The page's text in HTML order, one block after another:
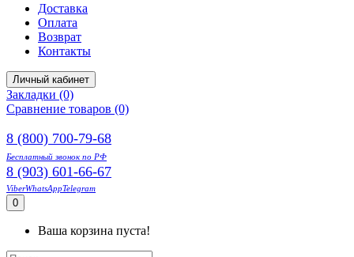
Доставка
Оплата
Возврат
Контакты
Личный кабинет
Закладки (0)
Сравнение товаров (0)
8 (800) 700-79-68
Бесплатный звонок по РФ
8 (903) 601-66-67
ViberWhatsAppTelegram
0
Ваша корзина пуста!